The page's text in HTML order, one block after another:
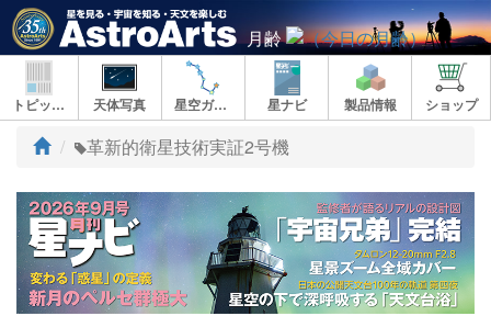
月齢
トピックス 天体写真 星空ガイド 星ナビ 製品情報 ショップ
ト
プ
革新的衛星技術実証2号機